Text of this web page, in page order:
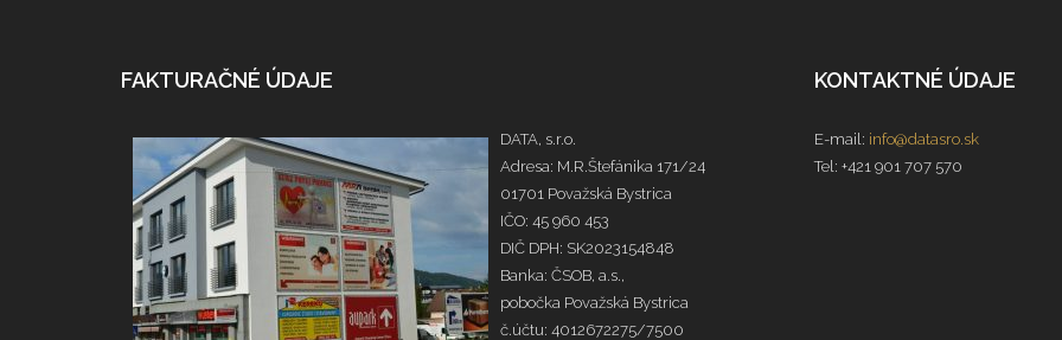
FAKTURAČNÉ ÚDAJE
DATA, s.r.o.
Adresa: M.R.Štefánika 171/24
01701 Považská Bystrica
IČO: 45 960 453
DIČ DPH: SK2023154848
Banka: ČSOB, a.s.,
pobočka Považská Bystrica
č.účtu: 4012672275/7500
KONTAKTNÉ ÚDAJE
E-mail: info@datasro.sk
Tel: +421 901 707 570